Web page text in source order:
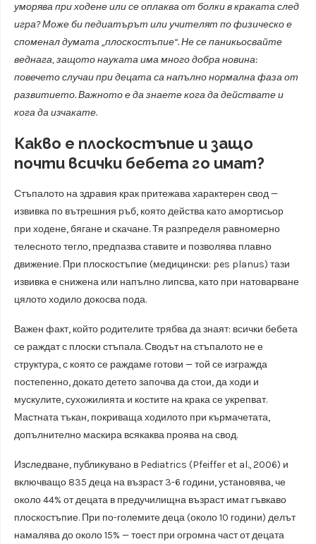
уморява при ходене или се оплаква от болки в краката след
игра? Може би педиатърът или учителят по физическо е
споменал думата „плоскостъпие“. Не се паникьосвайте
веднага, защото науката има много добра новина:
повечето случаи при децата са напълно нормална фаза от
развитието. Важното е да знаете кога да действате и
кога да изчакате.
Какво е плоскостъпие и защо
почти всички бебета го имат?
Стъпалото на здравия крак притежава характерен свод —
извивка по вътрешния ръб, която действа като амортисьор
при ходене, бягане и скачане. Тя разпределя равномерно
телесното тегло, предпазва ставите и позволява плавно
движение. При плоскостъпие (медицински: pes planus) тази
извивка е снижена или напълно липсва, като при натоварване
цялото ходило докосва пода.
Важен факт, който родителите трябва да знаят: всички бебета
се раждат с плоски стъпала. Сводът на стъпалото не е
структура, с която се раждаме готови — той се изгражда
постепенно, докато детето започва да стои, да ходи и
мускулите, сухожилията и костите на крака се укрепват.
Мастната тъкан, покриваща ходилото при кърмачетата,
допълнително маскира всякаква проява на свод.
Изследване, публикувано в Pediatrics (Pfeiffer et al., 2006) и
включващо 835 деца на възраст 3-6 години, установява, че
около 44% от децата в предучилищна възраст имат гъвкаво
плоскостъпие. При по-големите деца (около 10 години) делът
намалява до около 15% — тоест при огромна част от децата